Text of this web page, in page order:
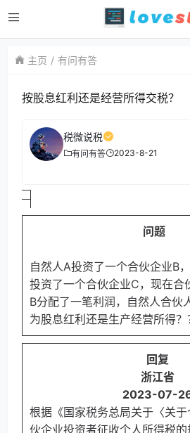
主页 有问有答
按股息红利还是经营所得交税？
税微说税
有问有答 2023-8-21
问题
自然人A投资了一个合伙企业B
投资了一个合伙企业C，现在合
B分配了一笔利润，自然人合伙
为股息红利还是生产经营所得？
回复
浙江省
2023-07-
根据《国家税务总局关于〈关
伙企业投资者征收个人所得税